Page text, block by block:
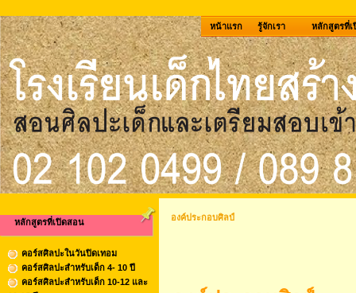
หน้าแรก รู้จักเรา หลักสูตรที่
หลักสูตรที่เปิดสอน
คอร์สศิลปะในวันปิดเทอม
คอร์สศิลปะสำหรับเด็ก 4- 10 ปี
คอร์สศิลปะสำหรับเด็ก 10-12 และ
องค์ประกอบศิลป์